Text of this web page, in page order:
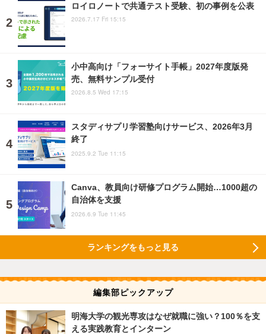
ロイロノートで共通テスト受験、初の事例を公表
2026.7.17 Fri 15:15
小中高向け「フォーサイト手帳」2027年度版発
売、無料サンプル受付
2026.8.5 Wed 17:15
スタディサプリ学習塾向けサービス、2026年3月
終了
2025.9.2 Tue 11:15
Canva、教員向け研修プログラム開始…1000超の
自治体を支援
2026.6.9 Tue 11:45
ランキングをもっと見る
編集部ピックアップ
明海大学の観光専攻はなぜ就職に強い？100％を支
える実践教育とインターン